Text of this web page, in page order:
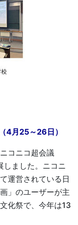
4月25～26日）
コニコ超会議
しました。ニコニ
運営されている日
」のユーザーが主
化祭で、今年は13